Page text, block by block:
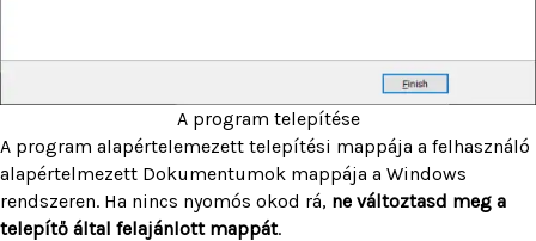
A program telepítése
A program alapértelemezett telepítési mappája a felhasználó
alapértelmezett Dokumentumok mappája a Windows
rendszeren. Ha nincs nyomós okod rá, ne változtasd meg a
telepítő által felajánlott mappát.